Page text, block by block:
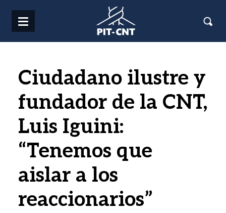
Ciudadano ilustre y
fundador de la CNT,
Luis Iguini:
“Tenemos que
aislar a los
reaccionarios”